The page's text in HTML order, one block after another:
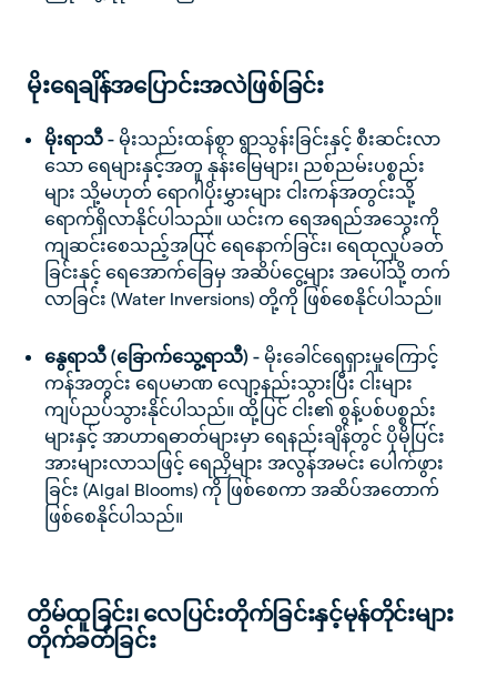
မိုးရေချိန်အပြောင်းအလဲဖြစ်ခြင်း
မိုးရာသီ - မိုးသည်းထန်စွာ ရွာသွန်းခြင်းနှင့် စီးဆင်းလာ
သော ရေများနှင့်အတူ နုန်းမြေများ၊ ညစ်ညမ်းပစ္စည်း
များ သို့မဟုတ် ရောဂါပိုးမွှားများ ငါးကန်အတွင်းသို့
ရောက်ရှိလာနိုင်ပါသည်။ ယင်းက ရေအရည်အသွေးကို
ကျဆင်းစေသည့်အပြင် ရေနောက်ခြင်း၊ ရေထုလှုပ်ခတ်
ခြင်းနှင့် ရေအောက်ခြေမှ အဆိပ်ငွေ့များ အပေါ်သို့ တက်
လာခြင်း (Water Inversions) တို့ကို ဖြစ်စေနိုင်ပါသည်။
နွေရာသီ (ခြောက်သွေ့ရာသီ) - မိုးခေါင်ရေရှားမှုကြောင့်
ကန်အတွင်း ရေပမာဏ လျော့နည်းသွားပြီး ငါးများ
ကျပ်ညပ်သွားနိုင်ပါသည်။ ထို့ပြင် ငါး၏ စွန့်ပစ်ပစ္စည်း
များနှင့် အာဟာရဓာတ်များမှာ ရေနည်းချိန်တွင် ပိုမိုပြင်း
အားများလာသဖြင့် ရေညှိများ အလွန်အမင်း ပေါက်ဖွား
ခြင်း (Algal Blooms) ကို ဖြစ်စေကာ အဆိပ်အတောက်
ဖြစ်စေနိုင်ပါသည်။
တိမ်ထူခြင်း၊ လေပြင်းတိုက်ခြင်းနှင့်မုန်တိုင်းများ
တိုက်ခတ်ခြင်း